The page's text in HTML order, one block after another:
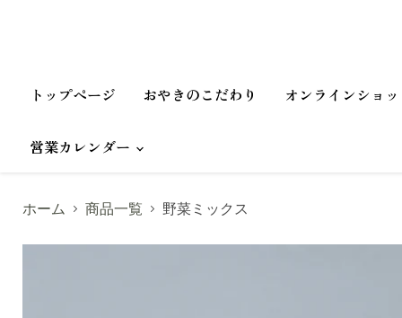
トップページ おやきのこだわり オンラインショ
営業カレンダー
ホーム 商品一覧 野菜ミックス